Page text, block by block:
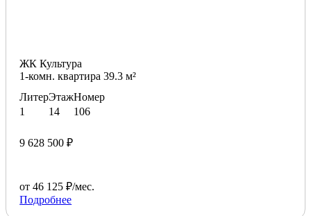
ЖК Культура
1-комн. квартира 39.3 м²
Литер
1
Этаж
14
Номер
106
9 628 500 ₽
от 46 125 ₽/мес.
Подробнее